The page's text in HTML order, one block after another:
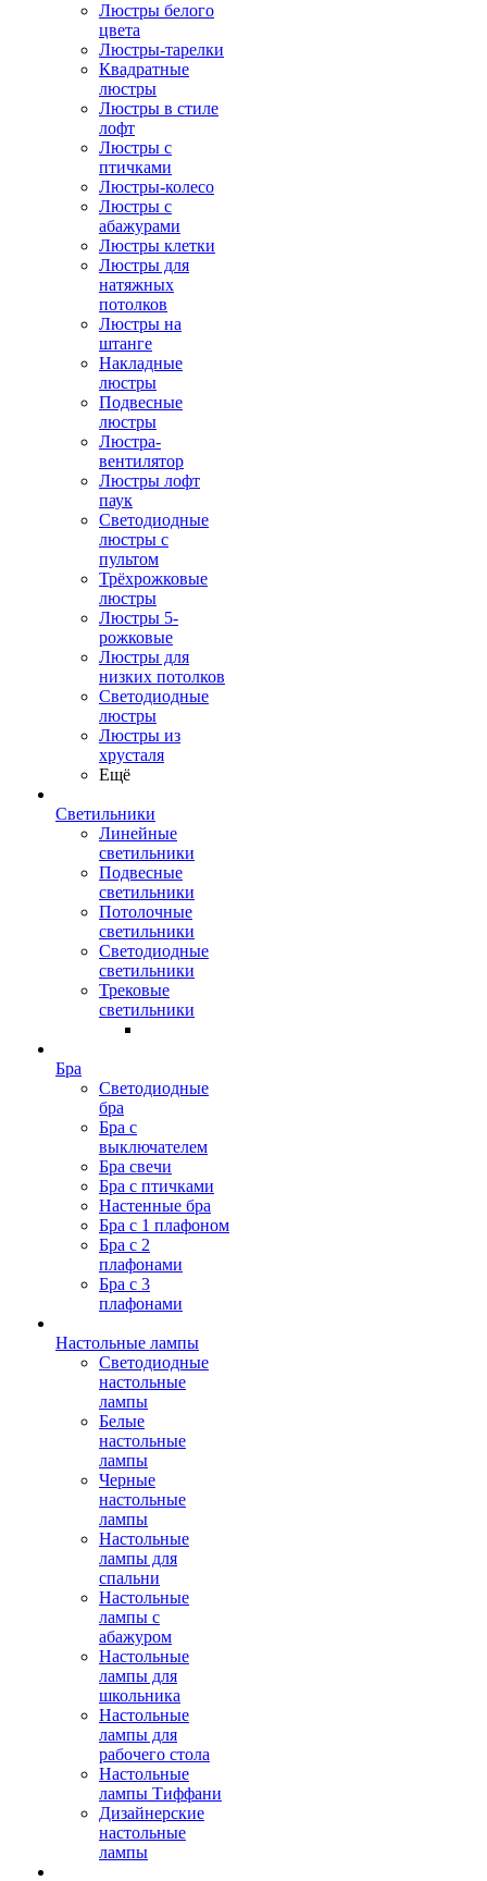
Люстры белого
цвета
Люстры-тарелки
Квадратные
люстры
Люстры в стиле
лофт
Люстры с
птичками
Люстры-колесо
Люстры с
абажурами
Люстры клетки
Люстры для
натяжных
потолков
Люстры на
штанге
Накладные
люстры
Подвесные
люстры
Люстра-
вентилятор
Люстры лофт
паук
Светодиодные
люстры с
пультом
Трёхрожковые
люстры
Люстры 5-
рожковые
Люстры для
низких потолков
Cветодиодные
люстры
Люстры из
хрусталя
Ещё
Светильники
Линейные
светильники
Подвесные
светильники
Потолочные
светильники
Светодиодные
светильники
Трековые
светильники
Бра
Светодиодные
бра
Бра с
выключателем
Бра свечи
Бра с птичками
Настенные бра
Бра с 1 плафоном
Бра с 2
плафонами
Бра с 3
плафонами
Настольные лампы
Светодиодные
настольные
лампы
Белые
настольные
лампы
Черные
настольные
лампы
Настольные
лампы для
спальни
Настольные
лампы с
абажуром
Настольные
лампы для
школьника
Настольные
лампы для
рабочего стола
Настольные
лампы Тиффани
Дизайнерские
настольные
лампы